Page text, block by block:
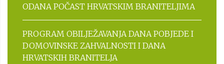
ODANA POČAST HRVATSKIM BRANITELJIMA
PROGRAM OBILJEŽAVANJA DANA POBJEDE I
DOMOVINSKE ZAHVALNOSTI I DANA
HRVATSKIH BRANITELJA